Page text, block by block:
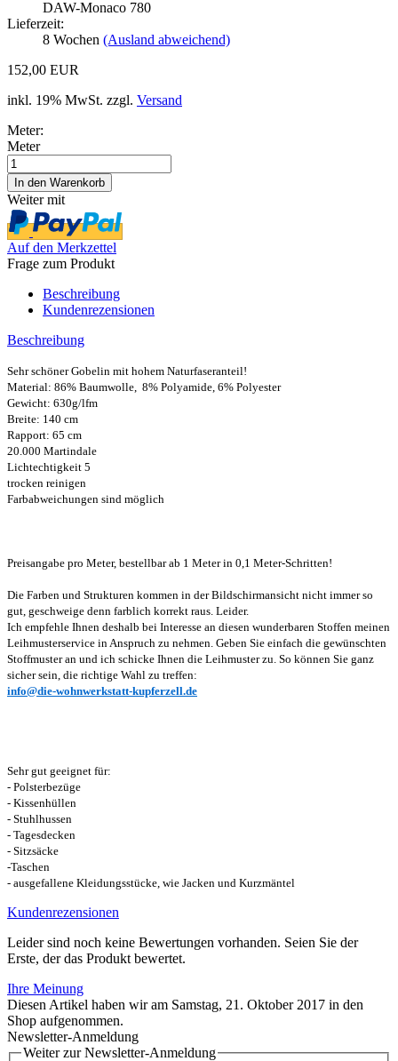
DAW-Monaco 780
Lieferzeit:
8 Wochen (Ausland abweichend)
152,00 EUR
inkl. 19% MwSt. zzgl. Versand
Meter:
Meter
Weiter mit
Auf den Merkzettel
Frage zum Produkt
Beschreibung
Kundenrezensionen
Beschreibung
Sehr schöner Gobelin mit hohem Naturfaseranteil!
Material: 86% Baumwolle, 8% Polyamide, 6% Polyester
Gewicht: 630g/lfm
Breite: 140 cm
Rapport: 65 cm
20.000 Martindale
Lichtechtigkeit 5
trocken reinigen
Farbabweichungen sind möglich
Preisangabe pro Meter, bestellbar ab 1 Meter in 0,1 Meter-Schritten!
Die Farben und Strukturen kommen in der Bildschirmansicht nicht immer so
gut, geschweige denn farblich korrekt raus. Leider.
Ich empfehle Ihnen deshalb bei Interesse an diesen wunderbaren Stoffen meinen
Leihmusterservice in Anspruch zu nehmen. Geben Sie einfach die gewünschten
Stoffmuster an und ich schicke Ihnen die Leihmuster zu. So können Sie ganz
sicher sein, die richtige Wahl zu treffen:
info@die-wohnwerkstatt-kupferzell.de
Sehr gut geeignet für:
- Polsterbezüge
- Kissenhüllen
- Stuhlhussen
- Tagesdecken
- Sitzsäcke
-Taschen
- ausgefallene Kleidungsstücke, wie Jacken und Kurzmäntel
Kundenrezensionen
Leider sind noch keine Bewertungen vorhanden. Seien Sie der
Erste, der das Produkt bewertet.
Ihre Meinung
Diesen Artikel haben wir am Samstag, 21. Oktober 2017 in den
Shop aufgenommen.
Newsletter-Anmeldung
Weiter zur Newsletter-Anmeldung